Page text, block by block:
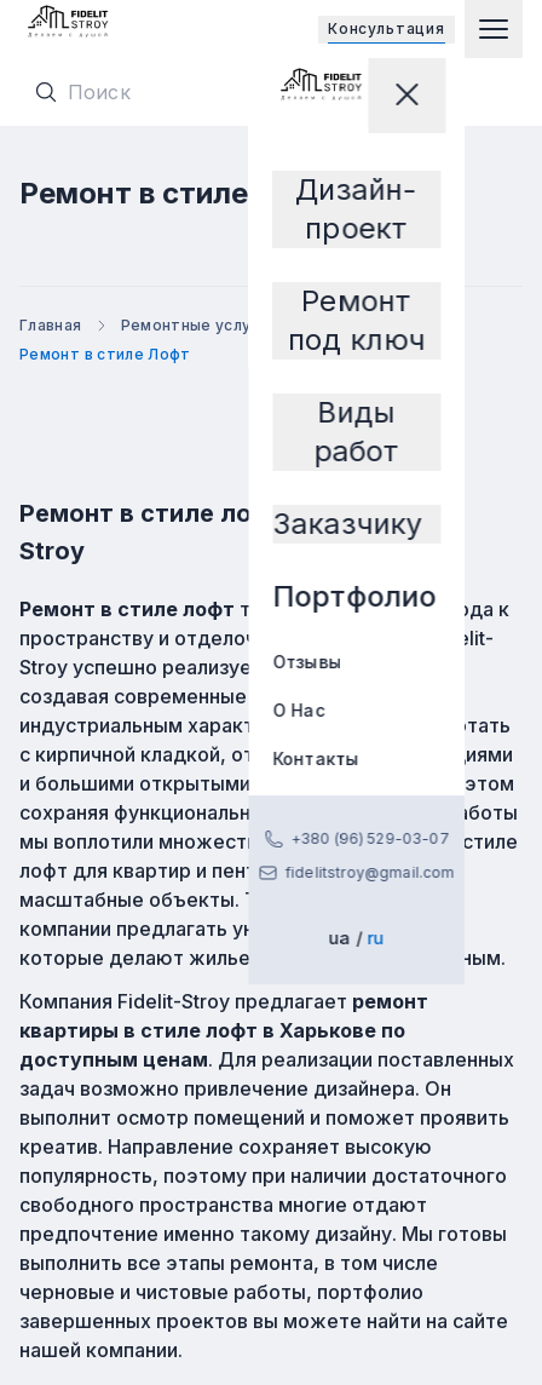
Перейти на главную страницу
Дизайн-
проект
Ремонт
под ключ
Виды
работ
Заказчику
Портфолио
Отзывы
О Нас
Контакты
Заказчику
+380 (96) 529-03-07
fidelitstroy@gmail.com
ua ru
Консультация
Ремонт в стиле Лофт
Главная Ремонтные услуги
Ремонт в стиле Лофт
Ремонт в стиле лофт от Fidelit
Stroy
Ремонт в стиле лофт требует особого подхода к
пространству и отделочным материалам. Fidelit-
Stroy успешно реализует подобные проекты,
создавая современные квартиры с
индустриальным характером. Мы умеем работать
с кирпичной кладкой, открытыми коммуникациями
и большими открытыми пространствами, при этом
сохраняя функциональность и уют. За годы работы
мы воплотили множество дизайн-проектов в стиле
лофт для квартир и пентхаусов, включая
масштабные объекты. Такой опыт позволяет
компании предлагать уникальные решения,
которые делают жилье стильным и долговечным.
Компания Fidelit-Stroy предлагает ремонт
квартиры в стиле лофт в Харькове по
доступным ценам. Для реализации поставленных
задач возможно привлечение дизайнера. Он
выполнит осмотр помещений и поможет проявить
креатив. Направление сохраняет высокую
популярность, поэтому при наличии достаточного
свободного пространства многие отдают
предпочтение именно такому дизайну. Мы готовы
выполнить все этапы ремонта, в том числе
черновые и чистовые работы, портфолио
завершенных проектов вы можете найти на сайте
нашей компании.